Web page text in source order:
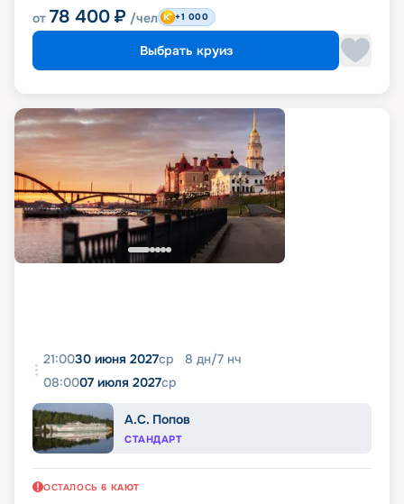
от 78 400 ₽ /чел +1 000
Выбрать круиз
21:0030 июня 2027ср 8 дн/7 нч
08:0007 июля 2027ср
А.С. Попов
СТАНДАРТ
ОСТАЛОСЬ 6 КАЮТ